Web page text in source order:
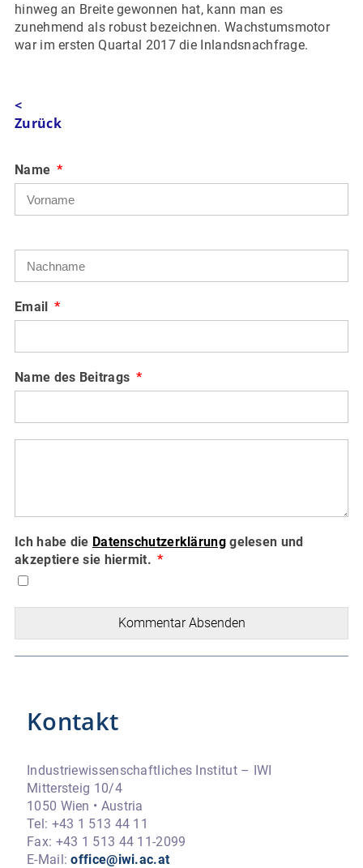
hinweg an Breite gewonnen hat, kann man es
zunehmend als robust bezeichnen. Wachstumsmotor
war im ersten Quartal 2017 die Inlandsnachfrage.
<
Zurück
Name
Email
Name des Beitrags
Ich habe die Datenschutzerklärunggelesen und
akzeptiere sie hiermit.
Kommentar Absenden
Kontakt
Industriewissenschaftliches Institut – IWI
Mittersteig 10/4
1050 Wien • Austria
Tel: +43 1 513 44 11
Fax: +43 1 513 44 11-2099
E-Mail:office@iwi.ac.at